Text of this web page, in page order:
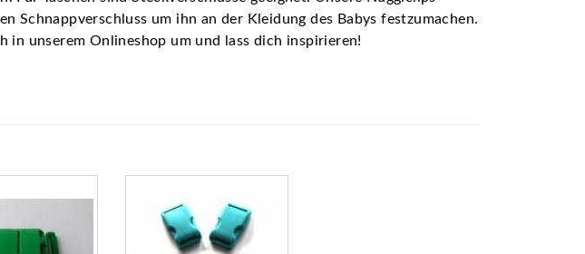
Schnappverschluss um ihn an der Kleidung des Babys festzumachen.
in unserem Onlineshop um und lass dich inspirieren!